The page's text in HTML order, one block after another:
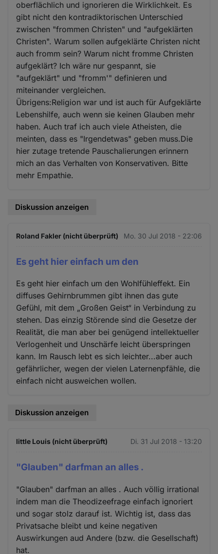
oberflächlich und ignorieren die Wirklichkeit. Es
gibt nicht den kontradiktorischen Unterschied
zwischen "frommen Christen" und "aufgeklärten
Christen". Warum sollen aufgeklärte Christen nicht
auch fromm sein? Warum nicht fromme Christen
aufgeklärt? Ich wäre nur gespannt, sie
"aufgeklärt" und "fromm'" definieren und
miteinander vergleichen.
Übrigens:Religion war und ist auch für Aufgeklärte
Lebenshilfe, auch wenn sie keinen Glauben mehr
haben. Auch traf ich auch viele Atheisten, die
meinten, dass es "Irgendetwas" geben muss.Die
hier zutage tretende Pauschalierungen erinnern
mich an das Verhalten von Konservativen. Bitte
mehr Empathie.
Diskussion anzeigen
Roland Fakler (nicht überprüft) Mo. 30 Jul 2018 - 22:06
Es geht hier einfach um den
Es geht hier einfach um den Wohlfühleffekt. Ein
diffuses Gehirnbrummen gibt ihnen das gute
Gefühl, mit dem „Großen Geist“ in Verbindung zu
stehen. Das einzig Störende sind die Gesetze der
Realität, die man aber bei genügend intellektueller
Verlogenheit und Unschärfe leicht überspringen
kann. Im Rausch lebt es sich leichter...aber auch
gefährlicher, wegen der vielen Laternenpfähle, die
einfach nicht ausweichen wollen.
Diskussion anzeigen
little Louis (nicht überprüft) Di. 31 Jul 2018 - 13:20
"Glauben" darfman an alles .
"Glauben" darfman an alles . Auch völlig irrational
indem man die Theodizeefrage einfach ignoriert
und sogar stolz darauf ist. Wichtig ist, dass das
Privatsache bleibt und keine negativen
Auswirkungen aud Andere (bzw. die Gesellschaft)
hat.